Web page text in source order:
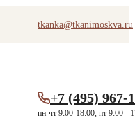
tkanka@tkanimoskva.ru
+7 (495) 967-
пн-чт 9:00-18:00, пт 9:00 -